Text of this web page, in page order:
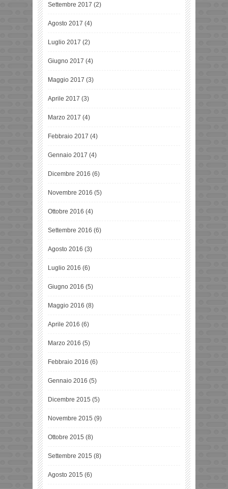
Settembre 2017 (2)
Agosto 2017 (4)
Luglio 2017 (2)
Giugno 2017 (4)
Maggio 2017 (3)
Aprile 2017 (3)
Marzo 2017 (4)
Febbraio 2017 (4)
Gennaio 2017 (4)
Dicembre 2016 (6)
Novembre 2016 (5)
Ottobre 2016 (4)
Settembre 2016 (6)
Agosto 2016 (3)
Luglio 2016 (6)
Giugno 2016 (5)
Maggio 2016 (8)
Aprile 2016 (6)
Marzo 2016 (5)
Febbraio 2016 (6)
Gennaio 2016 (5)
Dicembre 2015 (5)
Novembre 2015 (9)
Ottobre 2015 (8)
Settembre 2015 (8)
Agosto 2015 (6)